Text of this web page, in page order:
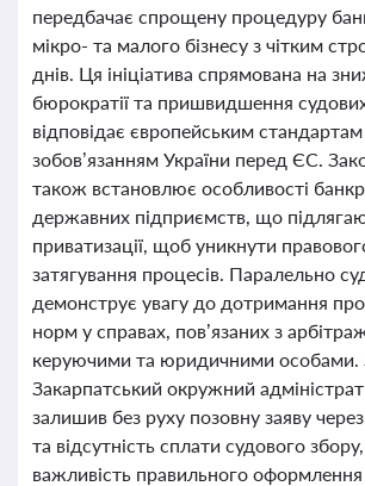
передбачає спрощену процедуру
мікро- та малого бізнесу з чітким
днів. Ця ініціатива спрямована на
бюрократії та пришвидшення
відповідає європейським стандартам
зобов’язанням України перед ЄС.
також встановлює особливості
державних підприємств, що
приватизації, щоб уникнути
затягування процесів. Паралельно
демонструє увагу до дотримання
норм у справах, пов’язаних з
керуючими та юридичними особами.
Закарпатський окружний
залишив без руху позовну заяву через
та відсутність сплати судового
важливість правильного оформлення